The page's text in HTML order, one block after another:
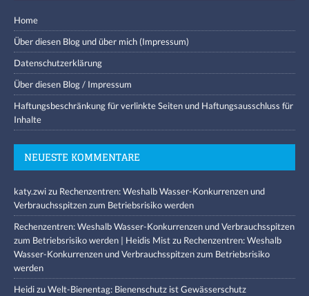
Home
Über diesen Blog und über mich (Impressum)
Datenschutzerklärung
Über diesen Blog / Impressum
Haftungsbeschränkung für verlinkte Seiten und Haftungsausschluss für
Inhalte
NEUESTE KOMMENTARE
katy.zwizu Rechenzentren: Weshalb Wasser-Konkurrenzen und
Verbrauchsspitzen zum Betriebsrisiko werden
Rechenzentren: Weshalb Wasser-Konkurrenzen und Verbrauchsspitzen
zum Betriebsrisiko werden | Heidis Mistzu Rechenzentren: Weshalb
Wasser-Konkurrenzen und Verbrauchsspitzen zum Betriebsrisiko
werden
HeidizuWelt-Bienentag: Bienenschutz ist Gewässerschutz